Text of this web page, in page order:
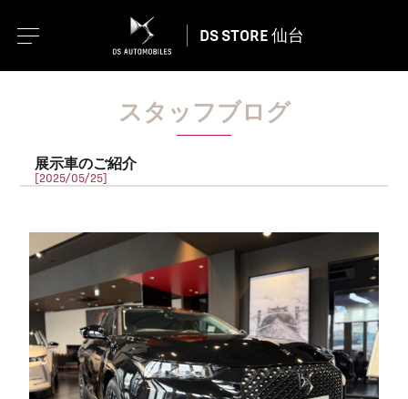
DS STORE 仙台
スタッフブログ
展示車のご紹介
[2025/05/25]